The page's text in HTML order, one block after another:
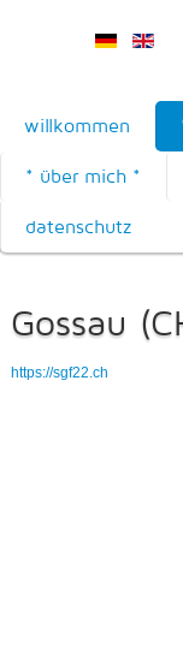
willkommen
* über mich *
datenschutz
Gossau
https://sgf22.ch